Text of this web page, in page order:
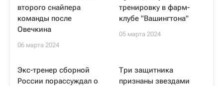
второго снайпера
команды после
Овечкина
06 марта 2024
тренировку в фарм-
клубе "Вашингтона"
05 марта 2024
Экс-тренер сборной
России порассуждал о
Три защитника
признаны звездами